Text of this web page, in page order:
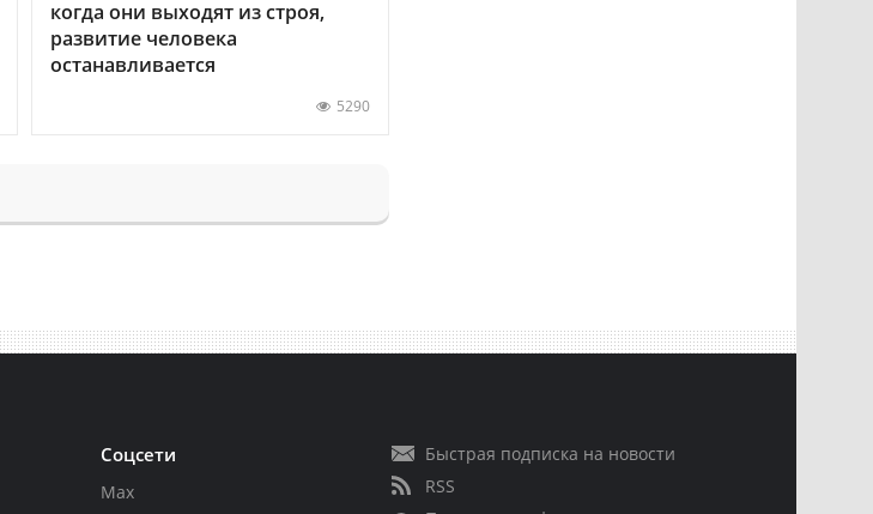
когда они выходят из строя,
развитие человека
останавливается
5290
Соцсети
Max
Быстрая подписка на новости
RSS